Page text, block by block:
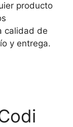
producto
calidad de
y entrega.